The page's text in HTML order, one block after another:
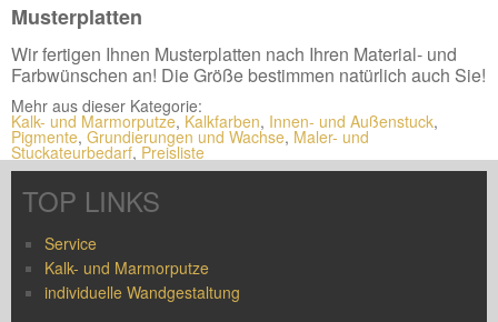
Musterplatten
Wir fertigen Ihnen Musterplatten nach Ihren Material- und
Farbwünschen an! Die Größe bestimmen natürlich auch Sie!
Mehr aus dieser Kategorie:
Kalk- und Marmorputze, Kalkfarben, Innen- und Außenstuck,
Pigmente, Grundierungen und Wachse, Maler- und
Stuckateurbedarf, Preisliste
TOP LINKS
Service
Kalk- und Marmorputze
individuelle Wandgestaltung